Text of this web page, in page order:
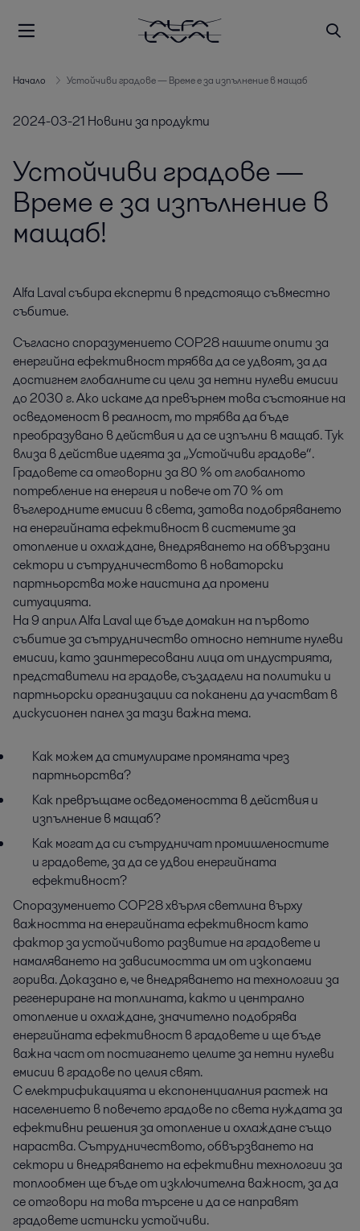
Начало Устойчиви градове — Време е за изпълнение в мащаб
2024-03-21 Новини за продукти
Устойчиви градове —
Време е за изпълнение в
мащаб!
Alfa Laval събира експерти в предстоящо съвместно
събитие.
Съгласно споразумението COP28 нашите опити за
енергийна ефективност трябва да се удвоят, за да
достигнем глобалните си цели за нетни нулеви емисии
до 2030 г. Ако искаме да превърнем това състояние на
осведоменост в реалност, то трябва да бъде
преобразувано в действия и да се изпълни в мащаб. Тук
влиза в действие идеята за „Устойчиви градове“.
Градовете са отговорни за 80 % от глобалното
потребление на енергия и повече от 70 % от
въглеродните емисии в света, затова подобряването
на енергийната ефективност в системите за
отопление и охлаждане, внедряването на обвързани
сектори и сътрудничеството в новаторски
партньорства може наистина да промени
ситуацията.
На 9 април Alfa Laval ще бъде домакин на първото
събитие за сътрудничество относно нетните нулеви
емисии, като заинтересовани лица от индустрията,
представители на градове, създадели на политики и
партньорски организации са поканени да участват в
дискусионен панел за тази важна тема.
Как можем да стимулираме промяната чрез
партньорства?
Как превръщаме осведомеността в действия и
изпълнение в мащаб?
Как могат да си сътрудничат промишленостите
и градовете, за да се удвои енергийната
ефективност?
Споразумението COP28 хвърля светлина върху
важността на енергийната ефективност като
фактор за устойчивото развитие на градовете и
намаляването на зависимостта им от изкопаеми
горива. Доказано е, че внедряването на технологии за
регенериране на топлината, както и централно
отопление и охлаждане, значително подобрява
енергийната ефективност в градовете и ще бъде
важна част от постигането целите за нетни нулеви
емисии в градове по целия свят.
С електрификацията и експоненциалния растеж на
населението в повечето градове по света нуждата за
ефективни решения за отопление и охлаждане също
нараства. Сътрудничеството, обвързването на
сектори и внедряването на ефективни технологии за
топлообмен ще бъде от изключителна важност, за да
се отговори на това търсене и да се направят
градовете истински устойчиви.